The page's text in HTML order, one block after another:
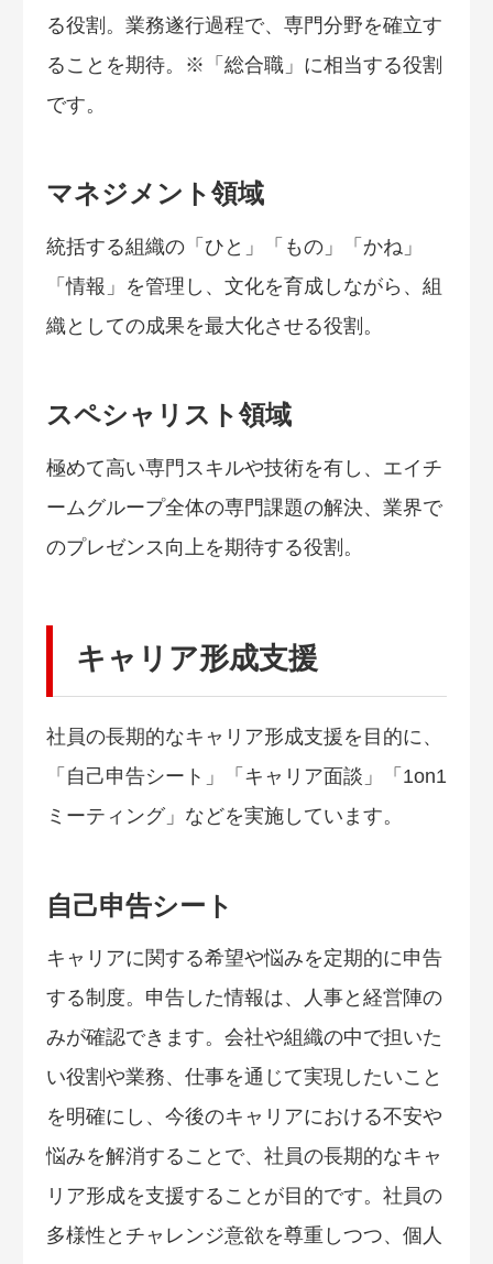
る役割。業務遂行過程で、専門分野を確立す
ることを期待。※「総合職」に相当する役割
です。
マネジメント領域
統括する組織の「ひと」「もの」「かね」
「情報」を管理し、文化を育成しながら、組
織としての成果を最大化させる役割。
スペシャリスト領域
極めて高い専門スキルや技術を有し、エイチ
ームグループ全体の専門課題の解決、業界で
のプレゼンス向上を期待する役割。
キャリア形成支援
社員の長期的なキャリア形成支援を目的に、
「自己申告シート」「キャリア面談」「1on1
ミーティング」などを実施しています。
自己申告シート
キャリアに関する希望や悩みを定期的に申告
する制度。申告した情報は、人事と経営陣の
みが確認できます。会社や組織の中で担いた
い役割や業務、仕事を通じて実現したいこと
を明確にし、今後のキャリアにおける不安や
悩みを解消することで、社員の長期的なキャ
リア形成を支援することが目的です。社員の
多様性とチャレンジ意欲を尊重しつつ、個人